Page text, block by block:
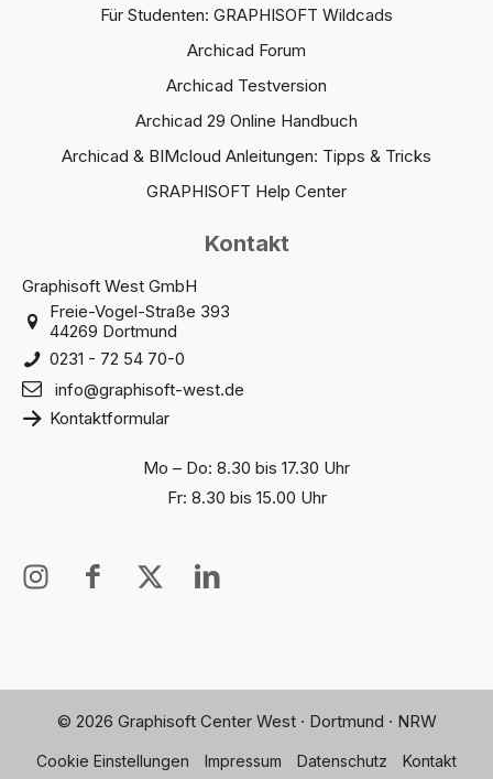
Für Studenten: GRAPHISOFT Wildcads
Archicad Forum
Archicad Testversion
Archicad 29 Online Handbuch
Archicad & BIMcloud Anleitungen: Tipps & Tricks
GRAPHISOFT Help Center
Kontakt
Graphisoft West GmbH
Freie-Vogel-Straße 393
44269 Dortmund
0231 - 72 54 70-0
info@graphisoft-west.de
Kontaktformular
Mo – Do: 8.30 bis 17.30 Uhr
Fr: 8.30 bis 15.00 Uhr
I
a
a
I
-
f
c
X
t
t
r
I
-
l
n
© 2026 Graphisoft Center West · Dortmund · NRW
Cookie Einstellungen Impressum Datenschutz Kontakt